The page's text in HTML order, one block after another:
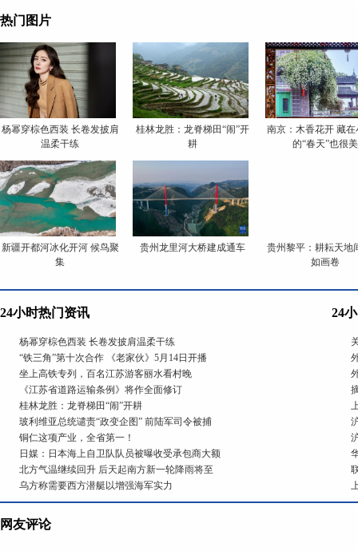
热门图片
杨幂穿棕色西装 长卷发披肩
温柔干练
桂林龙胜：龙脊梯田“闹”开
耕
南京：木香花开 藏在
的“春天”也很美
新疆开都河冰化开河 候鸟聚
集
贵州龙里河大桥建成通车
贵州黎平：耕耘天地
如画卷
24小时热门资讯
杨幂穿棕色西装 长卷发披肩温柔干练
“铁三角”第十次合作 《老家伙》5月14日开播
坐上高铁专列，百名江苏游客丽水看村晚
《江苏省道路运输条例》将作全面修订
桂林龙胜：龙脊梯田“闹”开耕
玻利维亚总统谴责“政变企图” 前陆军司令被捕
铜仁这项产业，全省第一！
日媒：日本海上自卫队队员被曝收受承包商大额
北方气温继续回升 后天起南方新一轮降雨将至
乌方称需要西方潜艇以增强海军实力
24
网友评论